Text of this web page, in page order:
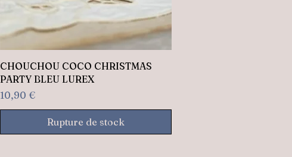
Aperçu rapide
CHOUCHOU COCO CHRISTMAS
PARTY BLEU LUREX
Prix
10,90 €
Rupture de stock